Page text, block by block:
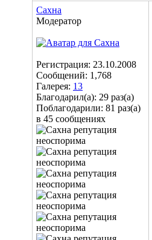
Сахна
Модератор
Регистрация: 23.10.2008
Сообщений: 1,768
Галерея: 13
Благодарил(а): 29 раз(а)
Поблагодарили: 81 раз(а)
в 45 сообщениях